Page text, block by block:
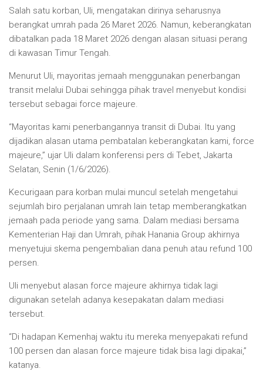
Salah satu korban, Uli, mengatakan dirinya seharusnya
berangkat umrah pada 26 Maret 2026. Namun, keberangkatan
dibatalkan pada 18 Maret 2026 dengan alasan situasi perang
di kawasan Timur Tengah.
Menurut Uli, mayoritas jemaah menggunakan penerbangan
transit melalui Dubai sehingga pihak travel menyebut kondisi
tersebut sebagai force majeure.
“Mayoritas kami penerbangannya transit di Dubai. Itu yang
dijadikan alasan utama pembatalan keberangkatan kami, force
majeure,” ujar Uli dalam konferensi pers di Tebet, Jakarta
Selatan, Senin (1/6/2026).
Kecurigaan para korban mulai muncul setelah mengetahui
sejumlah biro perjalanan umrah lain tetap memberangkatkan
jemaah pada periode yang sama. Dalam mediasi bersama
Kementerian Haji dan Umrah, pihak Hanania Group akhirnya
menyetujui skema pengembalian dana penuh atau refund 100
persen.
Uli menyebut alasan force majeure akhirnya tidak lagi
digunakan setelah adanya kesepakatan dalam mediasi
tersebut.
“Di hadapan Kemenhaj waktu itu mereka menyepakati refund
100 persen dan alasan force majeure tidak bisa lagi dipakai,”
katanya.